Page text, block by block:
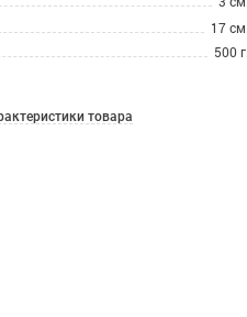
17 см.
500 г.
товара